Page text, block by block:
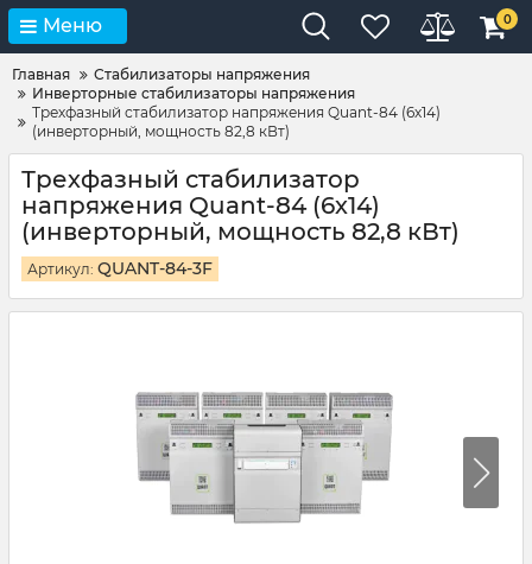
Меню 0
Главная
Стабилизаторы напряжения
Инверторные стабилизаторы напряжения
Трехфазный стабилизатор напряжения Quant-84 (6х14)
(инверторный, мощность 82,8 кВт)
Трехфазный стабилизатор
напряжения Quant-84 (6х14)
(инверторный, мощность 82,8 кВт)
Артикул: QUANT-84-3F